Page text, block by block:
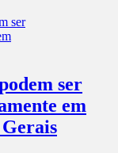
ser
em